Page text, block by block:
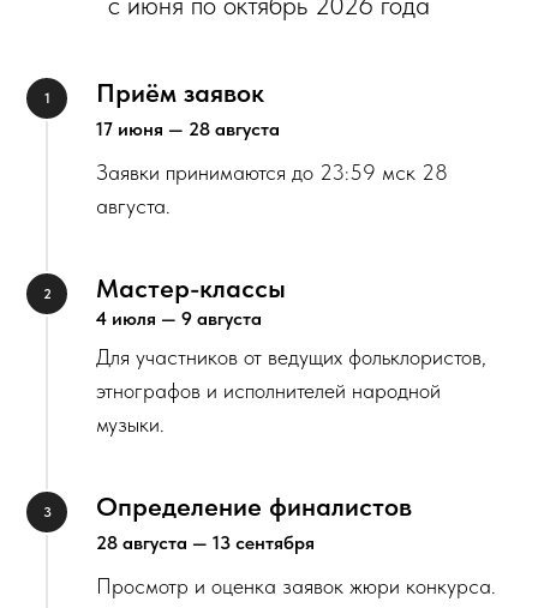
Приём заявок
17 июня — 28 августа
Заявки принимаются до 23:59 мск 28
августа.
Мастер-классы
4 июля — 9 августа
Для участников от ведущих фольклористов,
этнографов и исполнителей народной
музыки.
Определение финалистов
28 августа — 13 сентября
Просмотр и оценка заявок жюри конкурса.